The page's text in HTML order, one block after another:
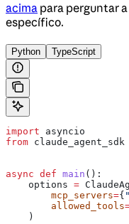
acima para perguntar
específico.
Python TypeScript
import asyncio
from claude_agent_sdk
async def main ():
    options
=
        mcp_servers
={
        allowed_tools
    )